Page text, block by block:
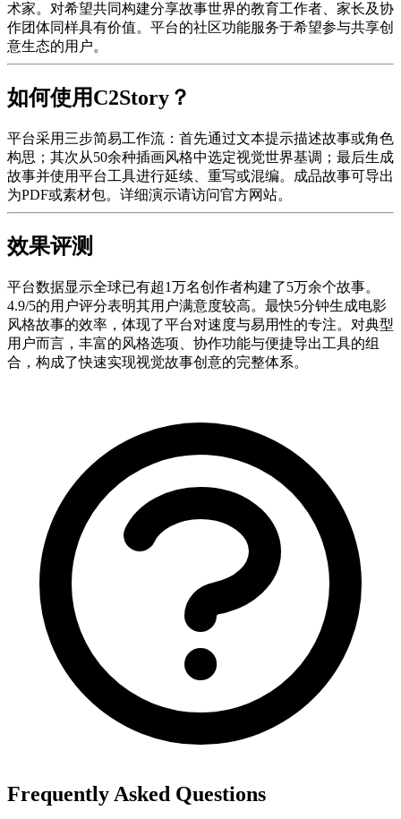
术家。对希望共同构建分享故事世界的教育工作者、家长及协
作团体同样具有价值。平台的社区功能服务于希望参与共享创
意生态的用户。
如何使用C2Story？
平台采用三步简易工作流：首先通过文本提示描述故事或角色
构思；其次从50余种插画风格中选定视觉世界基调；最后生成
故事并使用平台工具进行延续、重写或混编。成品故事可导出
为PDF或素材包。详细演示请访问官方网站。
效果评测
平台数据显示全球已有超1万名创作者构建了5万余个故事。
4.9/5的用户评分表明其用户满意度较高。最快5分钟生成电影
风格故事的效率，体现了平台对速度与易用性的专注。对典型
用户而言，丰富的风格选项、协作功能与便捷导出工具的组
合，构成了快速实现视觉故事创意的完整体系。
Frequently Asked Questions